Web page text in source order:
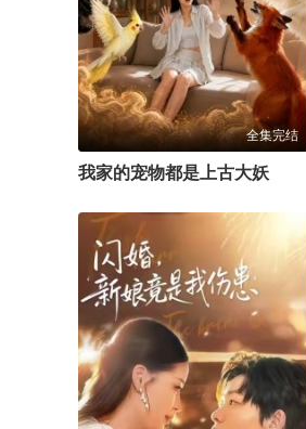
全集完结
我家的宠物都是上古大妖